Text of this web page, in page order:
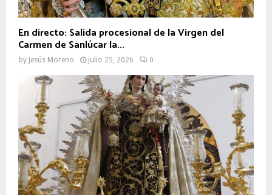
En directo: Salida procesional de la Virgen del
Carmen de Sanlúcar la...
by Jesús Moreno julio 25, 2026 0